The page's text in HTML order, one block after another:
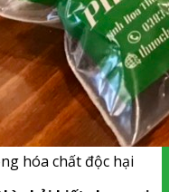
hóa chất độc hại